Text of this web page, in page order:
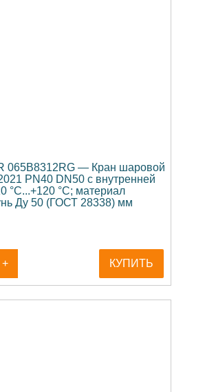
065B8312RG — Кран шаровой
PN40 DN50 с внутренней
°С...+120 °С; материал
Ду 50 (ГОСТ 28338) мм
+ КУПИТЬ